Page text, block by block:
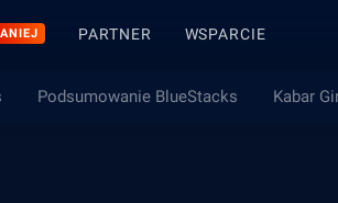
PARTNER WSPARCIE
Podsumowanie BlueStacks Kabar